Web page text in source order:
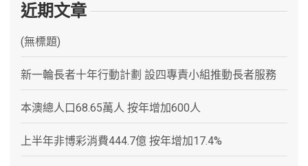
近期文章
(無標題)
新一輪長者十年行動計劃 設四專責小組推動長者服務
本澳總人口68.65萬人 按年增加600人
上半年非博彩消費444.7億 按年增加17.4%